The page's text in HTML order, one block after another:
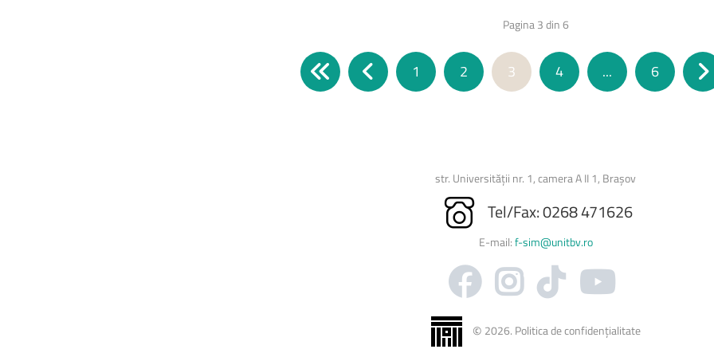
Pagina 3 din 6
1 2 3 4 ... 6
str. Universității nr. 1, camera A II 1, Brașov
Tel/Fax: 0268 471626
E-mail:f-sim@unitbv.ro
© 2026. Politica de confidențialitate